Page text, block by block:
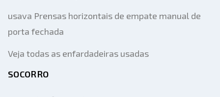
usava Prensas horizontais de empate manual de
porta fechada
Veja todas as enfardadeiras usadas
SOCORRO